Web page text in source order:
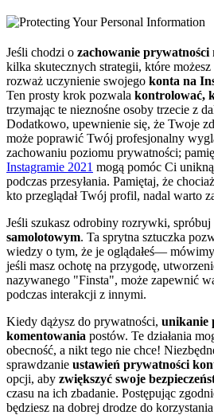
Jeśli chodzi o zachowanie prywatności
kilka skutecznych strategii, które
rozważ uczynienie swojego konta na
Ten prosty krok pozwala kontrolować,
trzymając te nieznośne osoby trzecie z
Dodatkowo, upewnienie się, że Twoje
może poprawić Twój profesjonalny
zachowaniu poziomu prywatności;
Instagramie 2021 mogą pomóc Ci
podczas przesyłania. Pamiętaj, że
kto przeglądał Twój profil, nadal warto
Jeśli szukasz odrobiny rozrywki, spróbuj
samolotowym. Ta sprytna sztuczka
wiedzy o tym, że je oglądałeś—
jeśli masz ochotę na przygodę,
nazywanego "Finsta", może zapewnić
podczas interakcji z innymi.
Kiedy dążysz do prywatności, unikanie
komentowania postów. Te działania
obecność, a nikt tego nie chce!
sprawdzanie ustawień prywatności
opcji, aby zwiększyć swoje
czasu na ich zbadanie. Postępując
będziesz na dobrej drodze do